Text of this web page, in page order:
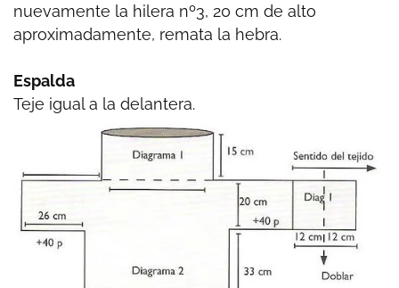
nuevamente la hilera nº3, 20 cm de alto
aproximadamente, remata la hebra.
Espalda
Teje igual a la delantera.